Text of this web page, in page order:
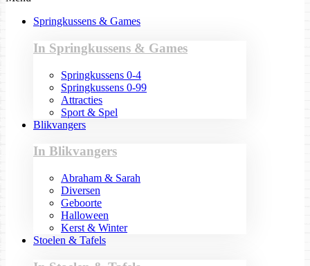
Springkussens & Games
In Springkussens & Games
Springkussens 0-4
Springkussens 0-99
Attracties
Sport & Spel
Blikvangers
In Blikvangers
Abraham & Sarah
Diversen
Geboorte
Halloween
Kerst & Winter
Stoelen & Tafels